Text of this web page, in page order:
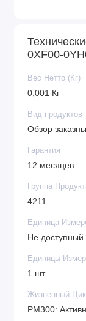
0XF00-
Вес Нетто (Кг)
0,001 Кг
Вид продуктов
Обзор
Гарантия
12 месяцев
Группа
4211
Единица
Не доступный
Единицы
1 шт.
Жизненный
PM300: